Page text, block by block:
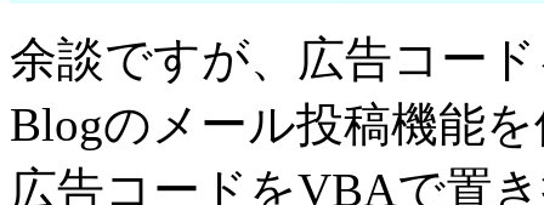
余談ですが、広告コー
Blogのメール投稿機能
広告コードをVBAで置